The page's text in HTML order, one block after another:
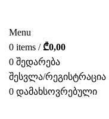
Menu
0 items / ₾0,00
0 შედარება
შესვლა/რეგისტრაცია
0 დამახსოვრებული